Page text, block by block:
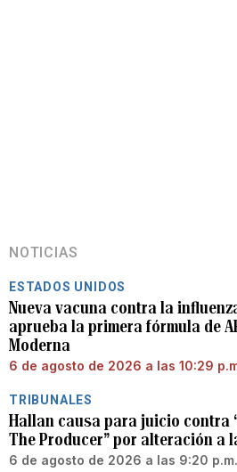
NOTICIAS
ESTADOS UNIDOS
Nueva vacuna contra la
aprueba la primera fórmula de
Moderna
6 de agosto de 2026 a las 10:29
TRIBUNALES
Hallan causa para juicio contra
The Producer” por alteración a
6 de agosto de 2026 a las 9:20 p.m.